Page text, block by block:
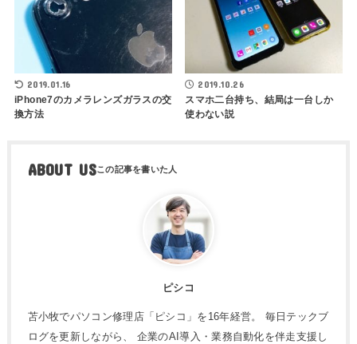
2019.01.16
iPhone7のカメラレンズガラスの交
換方法
2019.10.26
スマホ二台持ち、結局は一台しか
使わない説
ABOUT US
ピシコ
苫小牧でパソコン修理店「ピシコ」を16年経営。 毎日テックブ
ログを更新しながら、 企業のAI導入・業務自動化を伴走支援し